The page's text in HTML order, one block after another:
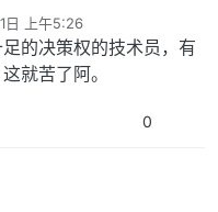
日 上午5:26
的决策权的技术员，有
就苦了阿。
0